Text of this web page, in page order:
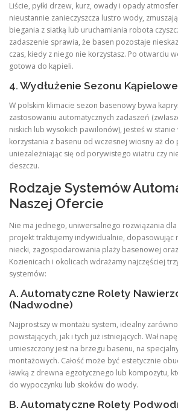
Liście, pyłki drzew, kurz, owady i opady
nieustannie zanieczyszcza lustro wody,
biegania z siatką lub uruchamiania robota
zadaszenie sprawia, że basen pozostaje
czas, kiedy z niego nie korzystasz. Po otwarciu
gotowa do kąpieli.
4. Wydłużenie Sezonu
W polskim klimacie sezon basenowy bywa
zastosowaniu automatycznych zadaszeń
niskich lub wysokich pawilonów), jesteś w stanie
korzystania z basenu od wczesnej wiosny aż do
uniezależniając się od porywistego wiatru czy
deszczu.
Rodzaje Systemów
Naszej Ofercie
Nie ma jednego, uniwersalnego rozwiązania
projekt traktujemy indywidualnie, dopasowując
niecki, zagospodarowania plaży basenowej
Kozienicach i okolicach wdrażamy najczęściej
systemów:
A. Automatyczne Rolety
(Nadwodne)
Najprostszy w montażu system, idealny
powstających, jak i tych już istniejących. Wał
umieszczony jest na brzegu basenu, na
montażowych. Całość może być estetycznie
ławką z drewna egzotycznego lub kompozytu,
do wypoczynku lub skoków do wody.
B. Automatyczne Rolety